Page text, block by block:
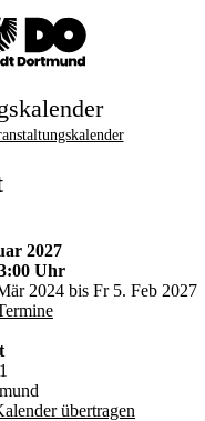
2027
Uhr
2024 bis Fr 5. Feb 2027
übertragen